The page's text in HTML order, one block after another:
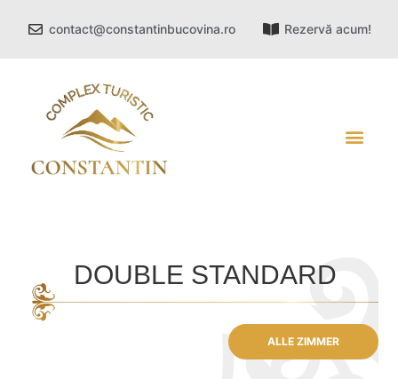
contact@constantinbucovina.ro Rezervă acum!
DOUBLE STANDARD
ALLE ZIMMER